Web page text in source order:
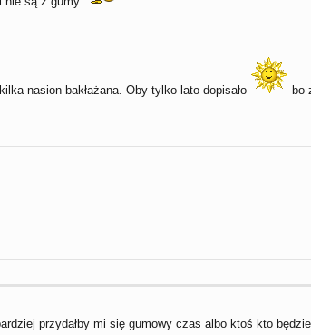
nasion bakłażana. Oby tylko lato dopisało bo
przydałby mi się gumowy czas albo ktoś kto